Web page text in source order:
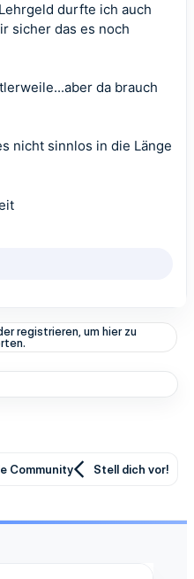
durfte ich auch
sicher das es noch
da brauch
nicht sinnlos in die Länge
registrieren, um hier zu
Community Stell dich vor!